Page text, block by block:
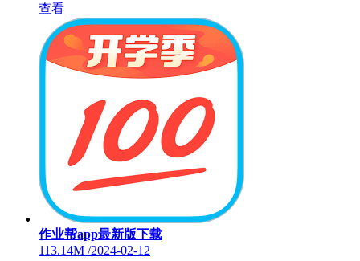
查看
作业帮app最新版下载
113.14M /2024-02-12